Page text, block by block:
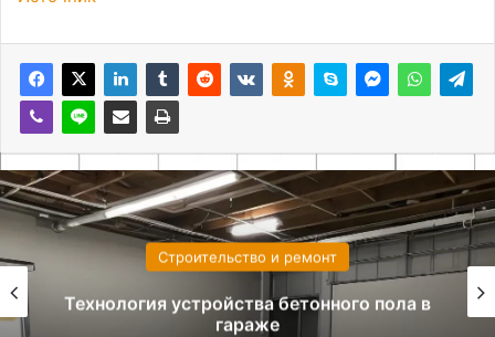
Строительство и ремонт
Анализ гидрогеологических условий и
расчет схемы дренажа